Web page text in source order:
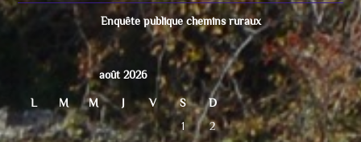
Enquête publique chemins ruraux
août 2026
L M M J V S
D
1
2